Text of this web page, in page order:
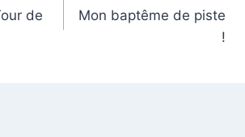
de
Mon baptême de piste
!